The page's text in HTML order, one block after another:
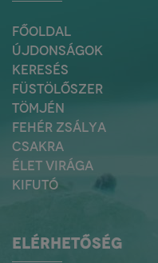
FŐOLDAL
ÚJDONSÁGOK
KERESÉS
FÜSTÖLŐSZER
TÖMJÉN
FEHÉR ZSÁLYA
CSAKRA
ÉLET VIRÁGA
KIFUTÓ
ELÉRHETŐSÉG